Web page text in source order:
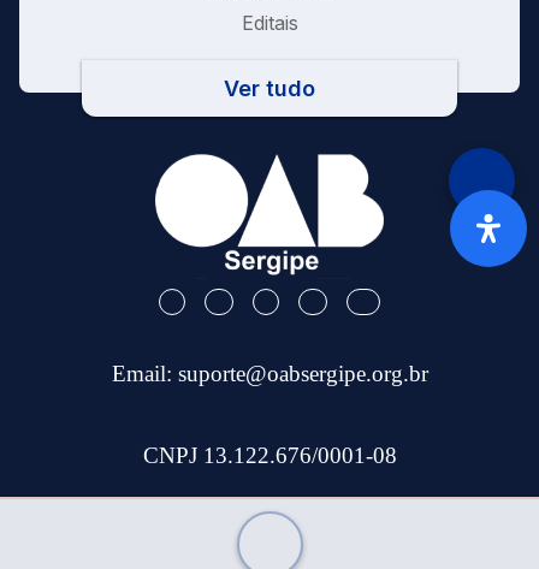
Editais
Ver tudo
Email: suporte@oabsergipe.org.br
CNPJ 13.122.676/0001-08
Telefone: (79) 3301-9100